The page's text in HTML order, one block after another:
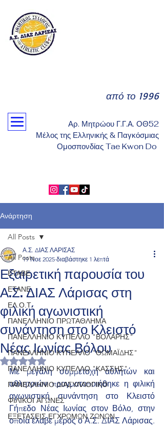
από το 1996
Αρ. Μητρώου Γ.Γ.Α. ΟΘ52
Μέλος της Ελληνικής & Παγκόσμιας
Ομοσπονδίας Tae Kwon Do
Ανάρτηση
All Posts
ΕΤΑΒΕ
ΕΤΑΝΕ
ΕΛ.Ο.Τ.
ΠΑΝΕΛΛΗΝΙΟ ΠΡΩΤΑΘΛΗΜΑ
ΠΑΝΕΛΛΗΝΙΟ ΚΥΠΕΛΛΟ "ΒΟΛΑΡΗΣ"
ΠΑΝΕΛΛΗΝΙΟ ΚΥΠΕΛΛΟ "ΘΩΜΑΪΔΗΣ"
ΠΑΝΕΛΛΗΝΙΟ ΚΥΠΕΛΛΟ "ΚΑΣΣΗΣ"
ΠΑΝΕΛΛΗΝΙΟ ΔΙΑΣΥΛΛΟΓΙΚΟ
ΦΙΛΙΚΟΙ ΑΓΩΝΕΣ
ΕΞΕΤΑΣΕΙΣ ΕΓΧΡΩΜΩΝ ΖΩΝΩΝ
All Posts
Εξαιρετική παρουσία του
Α.Σ. ΔΙΑΣ Λάρισας στη
φιλική αγωνιστική
συνάντηση στο Κλειστό
Νέας Ιωνίας Βόλου
Α.Σ. ΔΙΑΣ ΛΑΡΙΣΑΣ
19 Νοε 2025 διαβάστηκε 1 λεπτά
Βαθμολογήθηκε με NaN από 5 αστέρια.
Με μεγάλη συμμετοχή αθλητών και
αθλητριών πραγματοποιήθηκε η φιλική
αγωνιστική συνάντηση στο Κλειστό
Γήπεδο Νέας Ιωνίας στον Βόλο, στην
οποία έλαβε μέρος ο Α.Σ. ΔΙΑΣ Λάρισας.